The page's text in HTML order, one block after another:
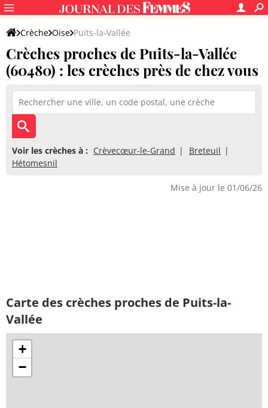
Crèche Oise Puits-la-Vallée
Crèches proches de Puits-la-Vallée
(60480) : les crèches près de chez vous
Voir les crèches à : Crèvecœur-le-Grand
Breteuil
Hétomesnil
Mise à jour le 01/06/26
Carte des crèches proches de Puits-la-
Vallée
+
−